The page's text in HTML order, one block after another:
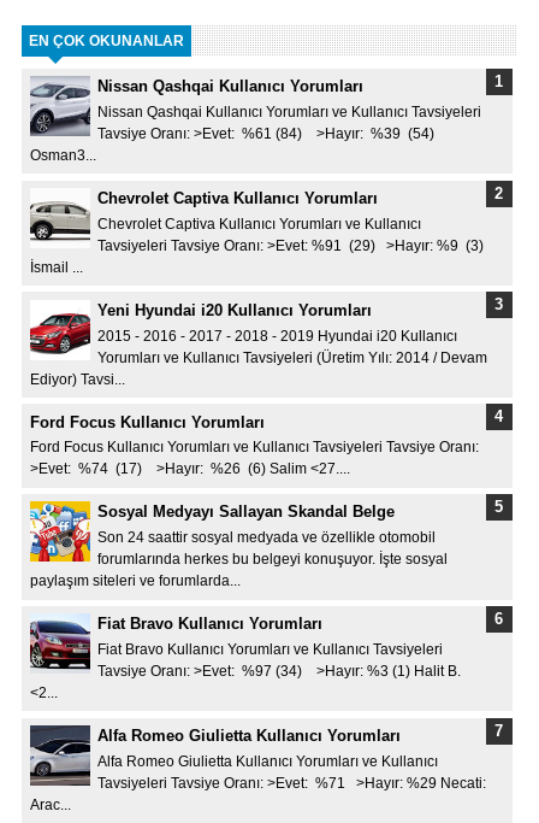
EN ÇOK OKUNANLAR
Nissan Qashqai Kullanıcı Yorumları
Nissan Qashqai Kullanıcı Yorumları ve Kullanıcı Tavsiyeleri
Tavsiye Oranı: >Evet: %61 (84) >Hayır: %39 (54)
Osman3...
Chevrolet Captiva Kullanıcı Yorumları
Chevrolet Captiva Kullanıcı Yorumları ve Kullanıcı
Tavsiyeleri Tavsiye Oranı: >Evet: %91 (29) >Hayır: %9 (3)
İsmail ...
Yeni Hyundai i20 Kullanıcı Yorumları
2015 - 2016 - 2017 - 2018 - 2019 Hyundai i20 Kullanıcı
Yorumları ve Kullanıcı Tavsiyeleri (Üretim Yılı: 2014 / Devam
Ediyor) Tavsi...
Ford Focus Kullanıcı Yorumları
Ford Focus Kullanıcı Yorumları ve Kullanıcı Tavsiyeleri Tavsiye Oranı:
>Evet: %74 (17) >Hayır: %26 (6) Salim <27....
Sosyal Medyayı Sallayan Skandal Belge
Son 24 saattir sosyal medyada ve özellikle otomobil
forumlarında herkes bu belgeyi konuşuyor. İşte sosyal
paylaşım siteleri ve forumlarda...
Fiat Bravo Kullanıcı Yorumları
Fiat Bravo Kullanıcı Yorumları ve Kullanıcı Tavsiyeleri
Tavsiye Oranı: >Evet: %97 (34) >Hayır: %3 (1) Halit B.
<2...
Alfa Romeo Giulietta Kullanıcı Yorumları
Alfa Romeo Giulietta Kullanıcı Yorumları ve Kullanıcı
Tavsiyeleri Tavsiye Oranı: >Evet: %71 >Hayır: %29 Necati:
Arac...